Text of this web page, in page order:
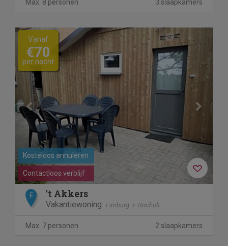
Max. 8 personen 3 slaapkamers
Previous Next
Contactloos verblijf
Kosteloos annuleren
Vanaf
€70
per nacht
F 't Akkers
Vakantiewoning Limburg Bocholt
Max. 7 personen 2 slaapkamers